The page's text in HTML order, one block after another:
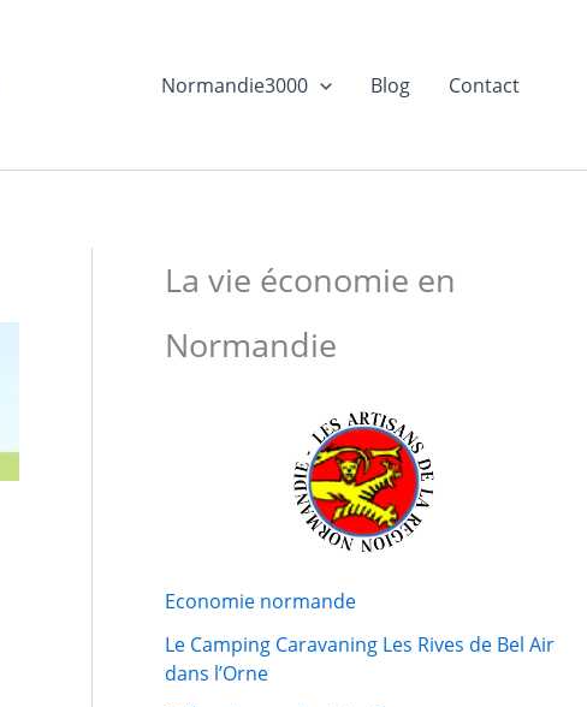
Normandie3000 Blog Contact
La vie économie en
Normandie
Economie normande
Le Camping Caravaning Les Rives de Bel Air
dans l’Orne